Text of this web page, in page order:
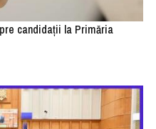
candidaţii la Primăria